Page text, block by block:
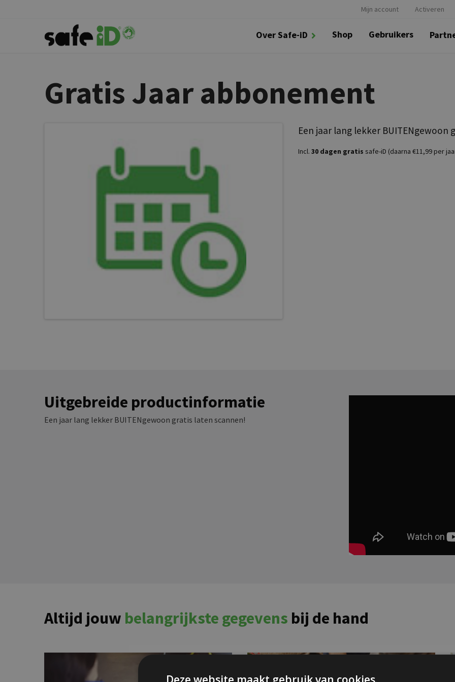
Mijn account Activeren
Over Safe-iD Shop Gebruikers
Gratis Jaar abbonement
Een jaar lang lekker BUITENgewoon
Incl. 30 dagen gratis safe-iD (daarna €11,99 per
Uitgebreide productinformatie
Een jaar lang lekker BUITENgewoon gratis laten scannen!
Altijd jouw belangrijkste gegevens bij de hand